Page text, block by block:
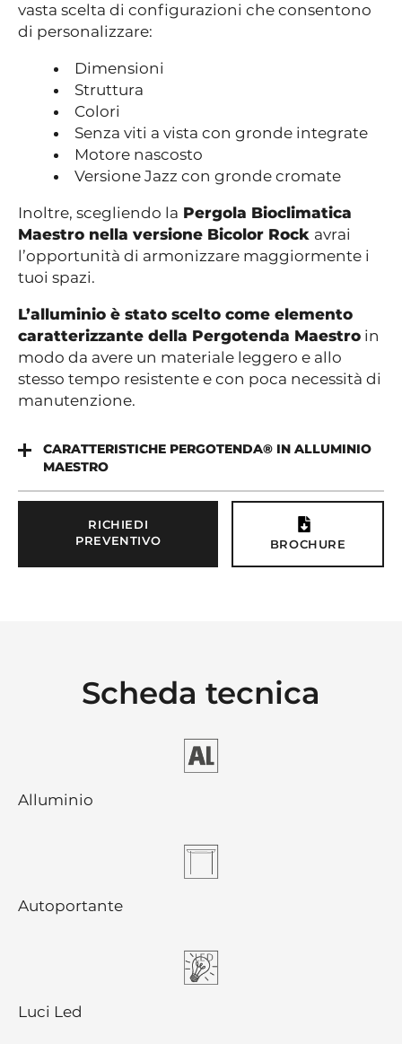
vasta scelta di configurazioni che consentono
di personalizzare:
Dimensioni
Struttura
Colori
Senza viti a vista con gronde integrate
Motore nascosto
Versione Jazz con gronde cromate
Inoltre, scegliendo la Pergola Bioclimatica
Maestro nella versione Bicolor Rock avrai
l’opportunità di armonizzare maggiormente i
tuoi spazi.
L’alluminio è stato scelto come elemento
caratterizzante della Pergotenda Maestro in
modo da avere un materiale leggero e allo
stesso tempo resistente e con poca necessità di
manutenzione.
CARATTERISTICHE PERGOTENDA® IN ALLUMINIO
MAESTRO
RICHIEDI
PREVENTIVO
BROCHURE
Scheda tecnica
Alluminio
Autoportante
Luci Led